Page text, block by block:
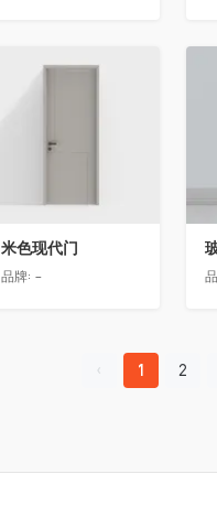
收藏
米色现代门
品牌: -
1 2